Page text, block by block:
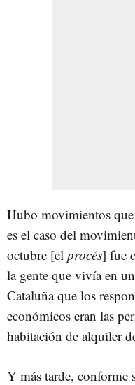
Hubo movimientos que
es el caso del
octubre [el procés] fue
la gente que vivía en
Cataluña que los
económicos eran las
habitación de alquiler
Y más tarde, conforme